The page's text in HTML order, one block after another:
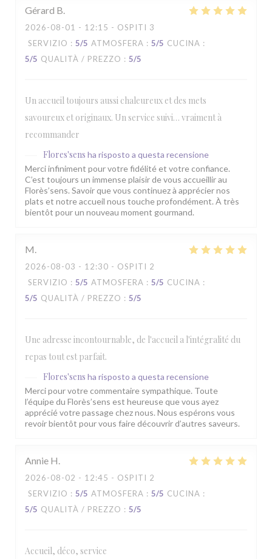
Gérard B
2026-08-01 - 12:15 - OSPITI 3
SERVIZIO : 5/5 ATMOSFERA : 5/5 CUCINA :
5/5 QUALITÀ / PREZZO : 5/5
Un accueil toujours aussi chaleureux et des mets
savoureux et originaux. Un service suivi… vraiment à
recommander
Flores'sens ha risposto a questa recensione
Merci infiniment pour votre fidélité et votre confiance.
C’est toujours un immense plaisir de vous accueillir au
Florès’sens. Savoir que vous continuez à apprécier nos
plats et notre accueil nous touche profondément. À très
bientôt pour un nouveau moment gourmand.
M
2026-08-03 - 12:30 - OSPITI 2
SERVIZIO : 5/5 ATMOSFERA : 5/5 CUCINA :
5/5 QUALITÀ / PREZZO : 5/5
Une adresse incontournable, de l'accueil a l'intégralité du
repas tout est parfait.
Flores'sens ha risposto a questa recensione
Merci pour votre commentaire sympathique. Toute
l’équipe du Florès’sens est heureuse que vous ayez
apprécié votre passage chez nous. Nous espérons vous
revoir bientôt pour vous faire découvrir d’autres saveurs.
Annie H
2026-08-02 - 12:45 - OSPITI 2
SERVIZIO : 5/5 ATMOSFERA : 5/5 CUCINA :
5/5 QUALITÀ / PREZZO : 5/5
Accueil, déco, service